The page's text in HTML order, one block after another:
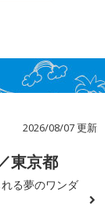
2026/08/07 更新
東京都
る夢のワンダ